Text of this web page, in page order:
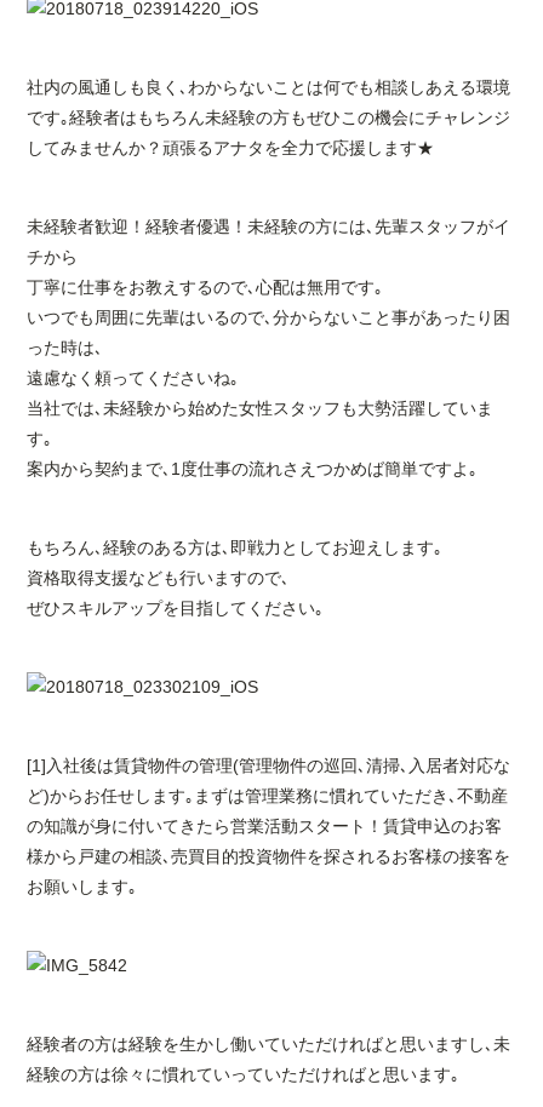
社内の風通しも良く､わからないことは何でも相談しあえる環境
です｡経験者はもちろん未経験の方もぜひこの機会にチャレンジ
してみませんか？頑張るアナタを全力で応援します★
未経験者歓迎！経験者優遇！未経験の方には､先輩スタッフがイ
チから
丁寧に仕事をお教えするので､心配は無用です｡
いつでも周囲に先輩はいるので､分からないこと事があったり困
った時は､
遠慮なく頼ってくださいね｡
当社では､未経験から始めた女性スタッフも大勢活躍していま
す｡
案内から契約まで､1度仕事の流れさえつかめば簡単ですよ｡
もちろん､経験のある方は､即戦力としてお迎えします｡
資格取得支援なども行いますので､
ぜひスキルアップを目指してください｡
[1]入社後は賃貸物件の管理(管理物件の巡回､清掃､入居者対応な
ど)からお任せします｡まずは管理業務に慣れていただき､不動産
の知識が身に付いてきたら営業活動スタート！賃貸申込のお客
様から戸建の相談､売買目的投資物件を探されるお客様の接客を
お願いします｡
経験者の方は経験を生かし働いていただければと思いますし､未
経験の方は徐々に慣れていっていただければと思います｡